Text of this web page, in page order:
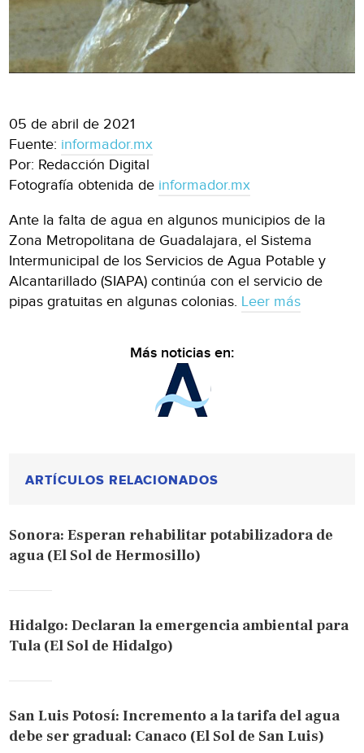
05 de abril de 2021
Fuente: informador.mx
Por: Redacción Digital
Fotografía obtenida de informador.mx
Ante la falta de agua en algunos municipios de la
Zona Metropolitana de Guadalajara, el Sistema
Intermunicipal de los Servicios de Agua Potable y
Alcantarillado (SIAPA) continúa con el servicio de
pipas gratuitas en algunas colonias. Leer más
Más noticias en:
ARTÍCULOS RELACIONADOS
Sonora: Esperan rehabilitar potabilizadora de
agua (El Sol de Hermosillo)
Hidalgo: Declaran la emergencia ambiental para
Tula (El Sol de Hidalgo)
San Luis Potosí: Incremento a la tarifa del agua
debe ser gradual: Canaco (El Sol de San Luis)